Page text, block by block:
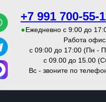
+7 991 700-55-
Ежедневно с 9:00 до
Работа
с 09:00 до 17:00 (Пн -
с 09.00 до 15.00
Вс - звоните по